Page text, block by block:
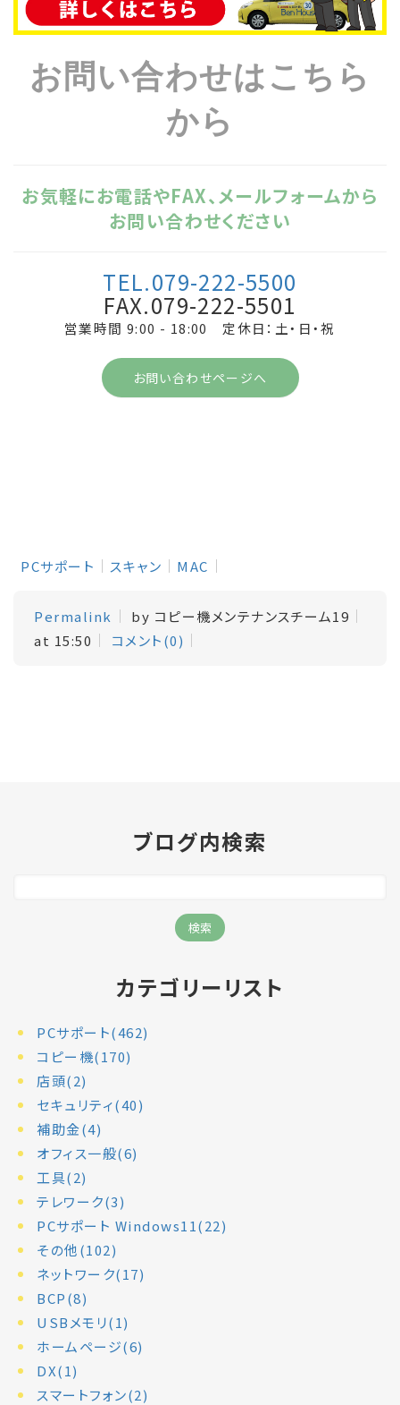
お問い合わせはこちら
から
お気軽にお電話やFAX、メールフォームから
お問い合わせください
TEL.079-222-5500
FAX.079-222-5501
営業時間 9:00 - 18:00 定休日：土・日・祝
お問い合わせページへ
PCサポート スキャン MAC
Permalink
by コピー機メンテナンスチーム19
at 15:50
コメント(0)
ブログ内検索
カテゴリーリスト
PCサポート(462)
コピー機(170)
店頭(2)
セキュリティ(40)
補助金(4)
オフィス一般(6)
工具(2)
テレワーク(3)
PCサポート Windows11(22)
その他(102)
ネットワーク(17)
BCP(8)
USBメモリ(1)
ホームページ(6)
DX(1)
スマートフォン(2)